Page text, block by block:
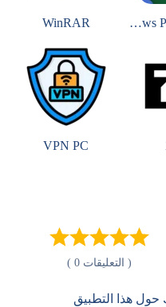
Windows Photo Viewer
WinRAR
VPN PC
( التعليقات 0 )
هذا التطبيق